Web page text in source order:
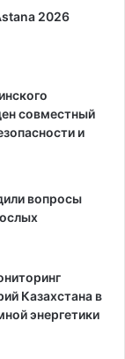
2026
совместный
и
вопросы
Казахстана в
энергетики